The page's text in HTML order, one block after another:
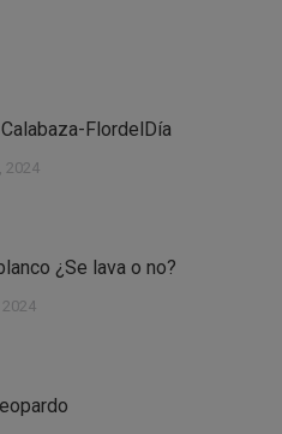
FlordelDía
2024
¿Se lava o no?